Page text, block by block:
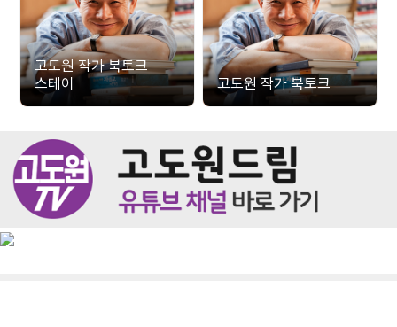
고도원 작가 북토크
스테이
고도원 작가 북토크